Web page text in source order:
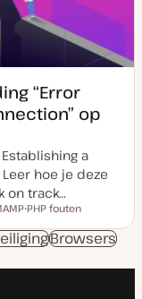
“Error
op
a
Leer hoe je deze
on track…
n
d
r
PHP fouten
Browsers